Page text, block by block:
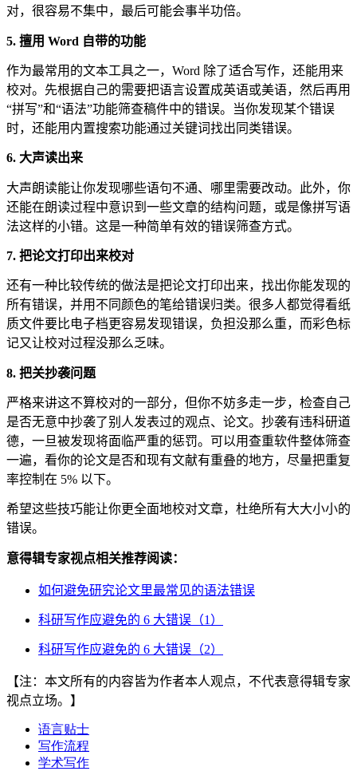
对，很容易不集中，最后可能会事半功倍。
5. 擅用 Word 自带的功能
作为最常用的文本工具之一， Word 除了适合写作，还能用来
校对。先根据自己的需要把语言设置成英语或美语，然后再用
“拼写”和“语法”功能筛查稿件中的错误。当你发现某个错误
时，还能用内置搜索功能通过关键词找出同类错误。
6. 大声读出来
大声朗读能让你发现哪些语句不通、哪里需要改动。此外，你
还能在朗读过程中意识到一些文章的结构问题，或是像拼写语
法这样的小错。这是一种简单有效的错误筛查方式。
7. 把论文打印出来校对
还有一种比较传统的做法是把论文打印出来，找出你能发现的
所有错误，并用不同颜色的笔给错误归类。很多人都觉得看纸
质文件要比电子档更容易发现错误，负担没那么重，而彩色标
记又让校对过程没那么乏味。
8. 把关抄袭问题
严格来讲这不算校对的一部分，但你不妨多走一步，检查自己
是否无意中抄袭了别人发表过的观点、论文。抄袭有违科研道
德，一旦被发现将面临严重的惩罚。可以用查重软件整体筛查
一遍，看你的论文是否和现有文献有重叠的地方，尽量把重复
率控制在 5% 以下。
希望这些技巧能让你更全面地校对文章，杜绝所有大大小小的
错误。
意得辑专家视点相关推荐阅读：
如何避免研究论文里最常见的语法错误
科研写作应避免的 6 大错误（1 ）
科研写作应避免的 6 大错误（2）
【注：本文所有的内容皆为作者本人观点，不代表意得辑专家
视点立场。】
语言贴士
写作流程
学术写作